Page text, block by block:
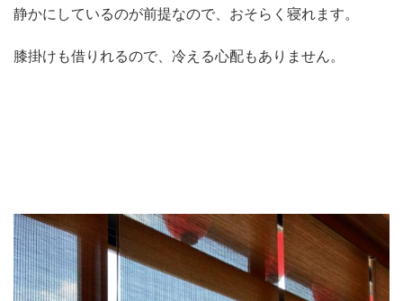
静かにしているのが前提なので、おそらく寝れます。
膝掛けも借りれるので、冷える心配もありません。